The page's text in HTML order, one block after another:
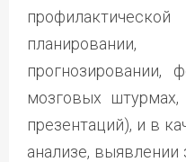
прогнозировании,
мозговых
презентаций), и в
анализе, выявлении